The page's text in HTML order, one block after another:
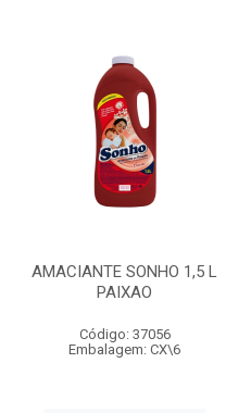
AMACIANTE SONHO 1,5 L
PAIXAO
Código: 37056
Embalagem: CX\6